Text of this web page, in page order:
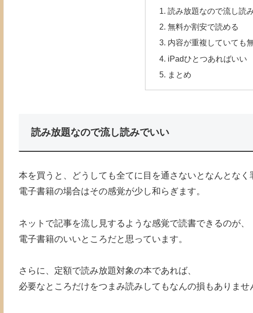
読み放題なので流し読
無料か割安で読める
内容が重複していても
iPadひとつあればいい
まとめ
読み放題なので流し読みでいい
本を買うと、どうしても全てに目を通さないとなんとなく
電子書籍の場合はその感覚が少し和らぎます。
ネットで記事を流し見するような感覚で読書できるのが、
電子書籍のいいところだと思っています。
さらに、定額で読み放題対象の本であれば、
必要なところだけをつまみ読みしてもなんの損もありませ